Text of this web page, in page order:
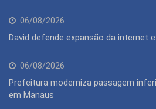
06/08/2026
David defende expansão da internet
06/08/2026
Prefeitura moderniza passagem
em Manaus